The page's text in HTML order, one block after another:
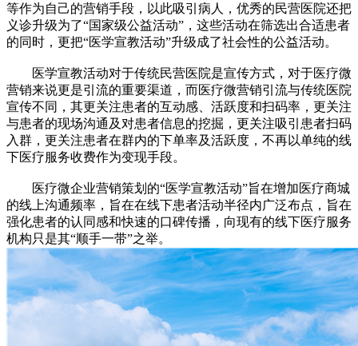
等作为自己的营销手段，以此吸引病人，优秀的民营医院还把
义诊升级为了“国家级公益活动”，这些活动在筛选出合适患者
的同时，更把“医学宣教活动”升级成了社会性的公益活动。
医学宣教活动对于传统民营医院是宣传方式，对于医疗微
营销来说更是引流的重要渠道，而医疗微营销引流与传统医院
宣传不同，其更关注患者的互动感、活跃度和扫码率，更关注
与患者的现场沟通及对患者信息的挖掘，更关注吸引患者扫码
入群，更关注患者在群内的下单率及活跃度，不再以单纯的线
下医疗服务收费作为变现手段。
医疗微企业营销策划的“医学宣教活动”旨在增加医疗商城
的线上沟通频率，旨在在线下患者活动半径内广泛布点，旨在
强化患者的认同感和快速的口碑传播，向现有的线下医疗服务
机构只是其“顺手一带”之举。